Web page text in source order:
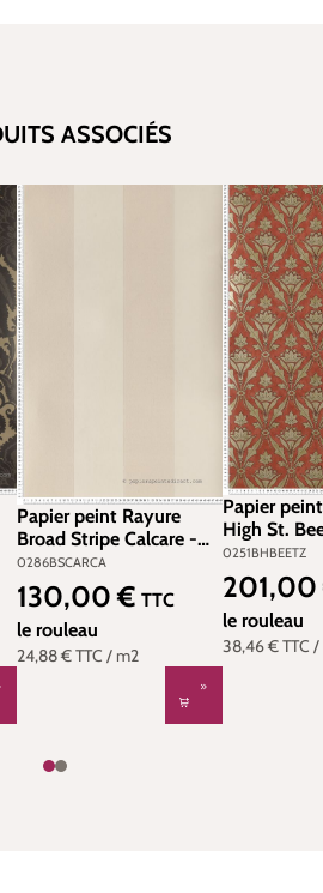
ASSOCIÉS
Papier peint Rayure
Broad Stripe Calcare -
Painted Papers de Little
Greene | Réf.
0286BSCARCA
0286BSCARCA
24,88 €TTC / m2
Prix régulier :
130,00 € TTC
le rouleau
Papier
High St.
Wallpapers
Greene |
0251BHBEETZ
38,46 €TTC /
Prix
le rouleau